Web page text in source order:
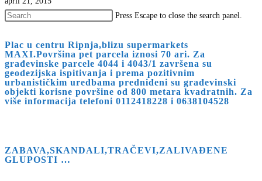
Press Escape to close the search panel.
Plac u centru Ripnja,blizu supermarkets
MAXI.Površina pet parcela iznosi 70 ari. Za
građevinske parcele 4044 i 4043/1 završena su
geodezijska ispitivanja i prema pozitivnim
urbanističkim uredbama predniđeni su građevinski
objekti korisne površine od 800 metara kvadratnih. Za
više informacija telefoni 0112418228 i 0638104528
ZABAVA,SKANDALI,TRAČEVI,ZALIVAĐENE
GLUPOSTI …